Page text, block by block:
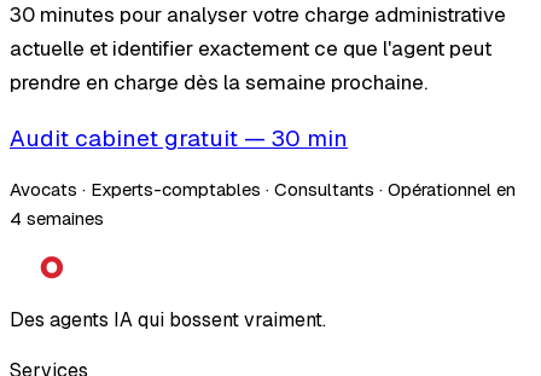
30 minutes pour analyser votre charge administrative
actuelle et identifier exactement ce que l'agent peut
prendre en charge dès la semaine prochaine.
Audit cabinet gratuit — 30 min
Avocats · Experts-comptables · Consultants · Opérationnel en
4 semaines
Des agents IA qui bossent vraiment.
Services